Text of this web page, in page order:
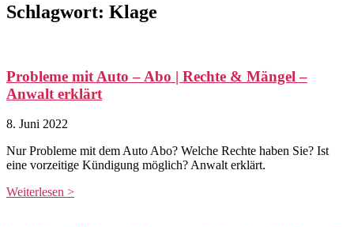
Schlagwort: Klage
Probleme mit Auto – Abo | Rechte & Mängel –
Anwalt erklärt
8. Juni 2022
Nur Probleme mit dem Auto Abo? Welche Rechte haben Sie? Ist
eine vorzeitige Kündigung möglich? Anwalt erklärt.
Weiterlesen >